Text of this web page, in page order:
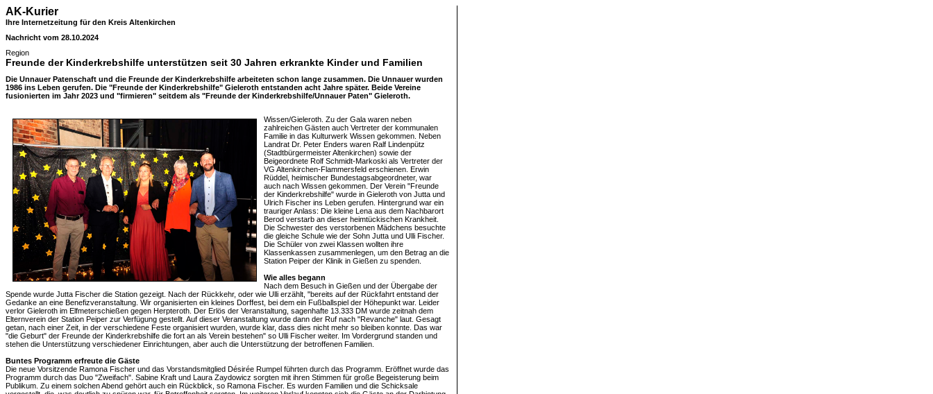
AK-Kurier
Ihre Internetzeitung für den Kreis Altenkirchen
Nachricht vom 28.10.2024
Region
Freunde der Kinderkrebshilfe unterstützen seit 30 Jahren erkrankte Kinder und Familien
Die Unnauer Patenschaft und die Freunde der Kinderkrebshilfe arbeiteten schon lange zusammen. Die Unnauer wurden
1986 ins Leben gerufen. Die "Freunde der Kinderkrebshilfe" Gieleroth entstanden acht Jahre später. Beide Vereine
fusionierten im Jahr 2023 und "firmieren" seitdem als "Freunde der Kinderkrebshilfe/Unnauer Paten" Gieleroth.
Wissen/Gieleroth. Zu der Gala waren neben
zahlreichen Gästen auch Vertreter der kommunalen
Familie in das Kulturwerk Wissen gekommen. Neben
Landrat Dr. Peter Enders waren Ralf Lindenpütz
(Stadtbürgermeister Altenkirchen) sowie der
Beigeordnete Rolf Schmidt-Markoski als Vertreter der
VG Altenkirchen-Flammersfeld erschienen. Erwin
Rüddel, heimischer Bundestagsabgeordneter, war
auch nach Wissen gekommen. Der Verein "Freunde
der Kinderkrebshilfe" wurde in Gieleroth von Jutta und
Ulrich Fischer ins Leben gerufen. Hintergrund war ein
trauriger Anlass: Die kleine Lena aus dem Nachbarort
Berod verstarb an dieser heimtückischen Krankheit.
Die Schwester des verstorbenen Mädchens besuchte
die gleiche Schule wie der Sohn Jutta und Ulli Fischer.
Die Schüler von zwei Klassen wollten ihre
Klassenkassen zusammenlegen, um den Betrag an die
Station Peiper der Klinik in Gießen zu spenden.
Wie alles begann
Nach dem Besuch in Gießen und der Übergabe der
Spende wurde Jutta Fischer die Station gezeigt. Nach der Rückkehr, oder wie Ulli erzählt, "bereits auf der Rückfahrt entstand der
Gedanke an eine Benefizveranstaltung. Wir organisierten ein kleines Dorffest, bei dem ein Fußballspiel der Höhepunkt war. Leider
verlor Gieleroth im Elfmeterschießen gegen Herpteroth. Der Erlös der Veranstaltung, sagenhafte 13.333 DM wurde zeitnah dem
Elternverein der Station Peiper zur Verfügung gestellt. Auf dieser Veranstaltung wurde dann der Ruf nach "Revanche" laut. Gesagt
getan, nach einer Zeit, in der verschiedene Feste organisiert wurden, wurde klar, dass dies nicht mehr so bleiben konnte. Das war
"die Geburt" der Freunde der Kinderkrebshilfe die fort an als Verein bestehen" so Ulli Fischer weiter. Im Vordergrund standen und
stehen die Unterstützung verschiedener Einrichtungen, aber auch die Unterstützung der betroffenen Familien.
Buntes Programm erfreute die Gäste
Die neue Vorsitzende Ramona Fischer und das Vorstandsmitglied Désirée Rumpel führten durch das Programm. Eröffnet wurde das
Programm durch das Duo "Zweifach". Sabine Kraft und Laura Zaydowicz sorgten mit ihren Stimmen für große Begeisterung beim
Publikum. Zu einem solchen Abend gehört auch ein Rückblick, so Ramona Fischer. Es wurden Familien und die Schicksale